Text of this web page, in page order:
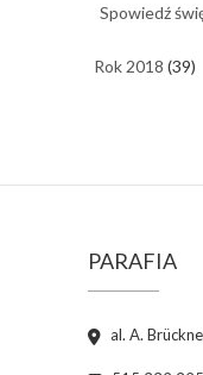
Spowiedź
Rok 2018 (39)
PARAFIA
al. A.